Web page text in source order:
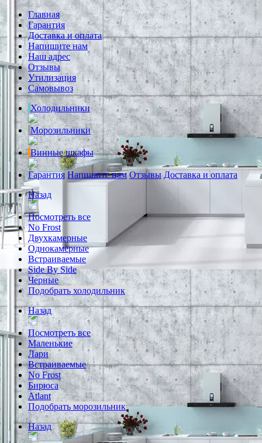
Главная
Гарантия
Доставка и оплата
Напишите нам
Наш адрес
Отзывы
Утилизация
Самовывоз
Холодильники
Морозильники
Винные шкафы
Гарантия Напишите нам Отзывы Доставка и оплата
Назад
Посмотреть все
No Frost
Двухкамерные
Однокамерные
Встраиваемые
Side By Side
Черные
Подобрать холодильник
Назад
Посмотреть все
Маленькие
Лари
Встраиваемые
No Frost
Бирюса
Atlant
Подобрать морозильник
Назад